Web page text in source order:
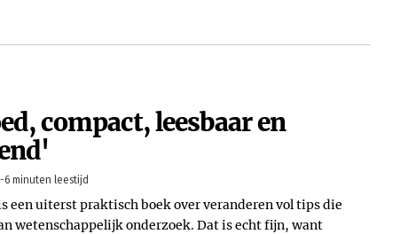
compact, leesbaar en
6 minuten leestijd
een uiterst praktisch boek over veranderen vol tips die
wetenschappelijk onderzoek. Dat is echt fijn, want